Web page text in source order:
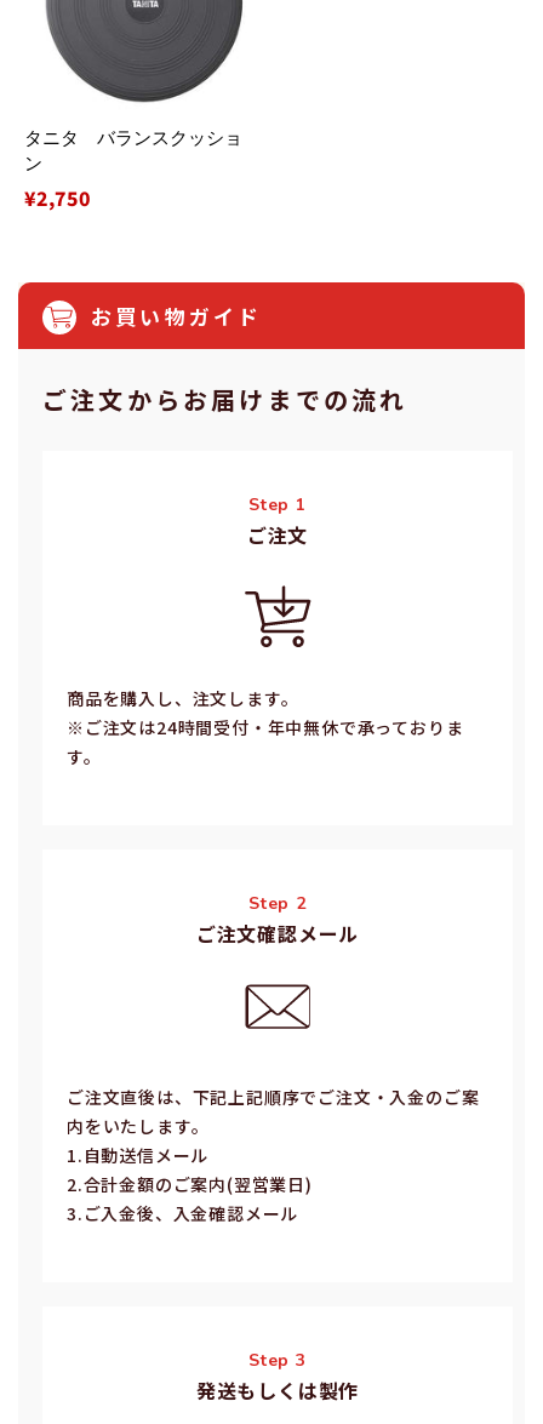
タニタ バランスクッショ
ン
通
¥2,750
お買い物ガイド
ご注⽂からお届けまでの流れ
Step 1
ご注⽂
商品を購入し、注文します。
※ご注⽂は24時間受付・年中無休で承っておりま
す。
Step 2
ご注文確認メール
ご注⽂直後は、下記上記順序でご注⽂・⼊⾦のご案
内をいたします。
1.⾃動送信メール
2.合計⾦額のご案内(翌営業⽇)
3.ご⼊⾦後、⼊⾦確認メール
Step 3
発送もしくは製作